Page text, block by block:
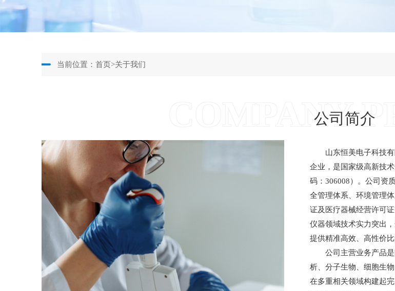
当前位置： 首页>关于我们
COMPANY
公司简介
山东恒美电子科技
企业，是国家级高新技
码：306008）。公司资
全管理体系、环境管理
证及医疗器械经营许可
仪器领域技术实力突出
提供精准高效、高性价
公司主营业务产品
析、分子生物、细胞生
在多重相关领域构建起